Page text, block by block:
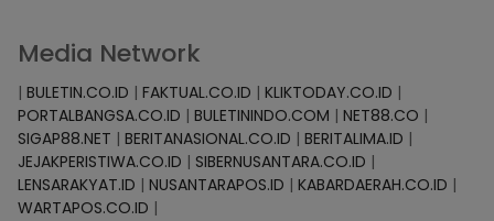
Media Network
| BULETIN.CO.ID | FAKTUAL.CO.ID | KLIKTODAY.CO.ID |
PORTALBANGSA.CO.ID | BULETININDO.COM | NET88.CO |
SIGAP88.NET | BERITANASIONAL.CO.ID | BERITALIMA.ID |
JEJAKPERISTIWA.CO.ID | SIBERNUSANTARA.CO.ID |
LENSARAKYAT.ID | NUSANTARAPOS.ID | KABARDAERAH.CO.ID |
WARTAPOS.CO.ID |